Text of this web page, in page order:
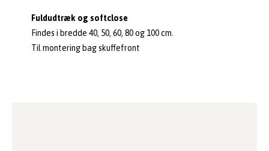
Fuldudtræk og softclose
Findes i bredde 40, 50, 60, 80 og 100 cm.
Til montering bag skuffefront